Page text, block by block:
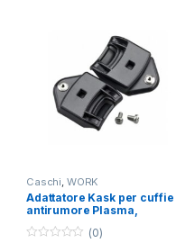
Caschi WORK
Adattatore Kask per cuffie
antirumore Plasma,
Superplasma, HP
(0)